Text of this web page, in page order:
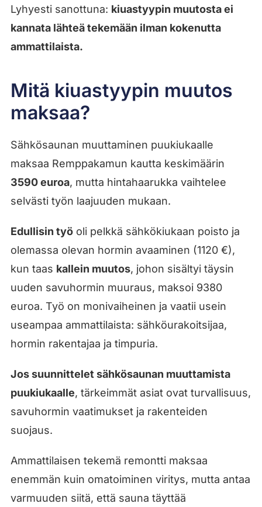
Lyhyesti sanottuna: kiuastyypin muutosta ei
kannata lähteä tekemään ilman kokenutta
ammattilaista.
Mitä kiuastyypin muutos
maksaa?
Sähkösaunan muuttaminen puukiukaalle
maksaa Remppakamun kautta keskimäärin
3590 euroa, mutta hintahaarukka vaihtelee
selvästi työn laajuuden mukaan.
Edullisin työoli pelkkä sähkökiukaan poisto ja
olemassa olevan hormin avaaminen (1120 €),
kun taas kallein muutos, johon sisältyi täysin
uuden savuhormin muuraus, maksoi 9380
euroa. Työ on monivaiheinen ja vaatii usein
useampaa ammattilaista: sähköurakoitsijaa,
hormin rakentajaa ja timpuria.
Jos suunnittelet sähkösaunan muuttamista
puukiukaalle, tärkeimmät asiat ovat turvallisuus,
savuhormin vaatimukset ja rakenteiden
suojaus.
Ammattilaisen tekemä remontti maksaa
enemmän kuin omatoiminen viritys, mutta antaa
varmuuden siitä, että sauna täyttää